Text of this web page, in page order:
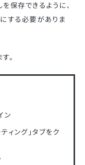
保存できるように、
する必要がありま
。
ン
ィング」タブをク